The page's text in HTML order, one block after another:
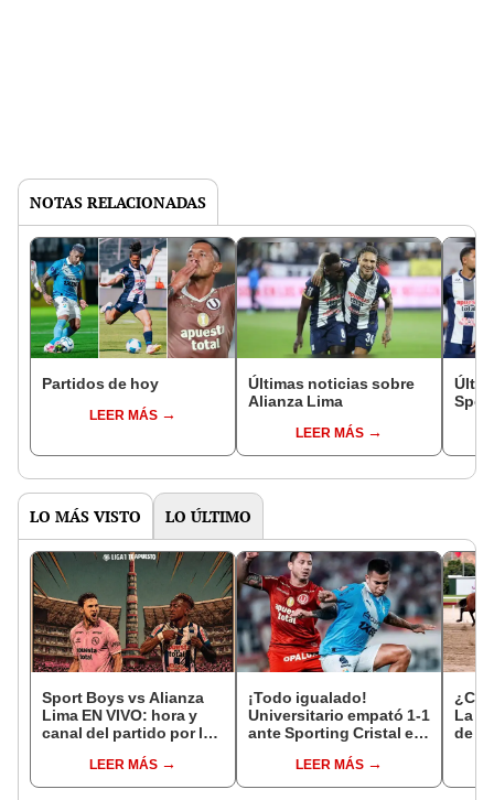
NOTAS RELACIONADAS
Partidos de hoy
LEER MÁS
Últimas noticias sobre
Alianza Lima
LEER MÁS
LO MÁS VISTO LO ÚLTIMO
Sport Boys vs Alianza
Lima EN VIVO: hora y
canal del partido por la
Clausura de la Liga 1
2026
LEER MÁS
¡Todo igualado!
Universitario empató 1-1
ante Sporting Cristal en
por el Torneo Clausura
de la Liga 1 2026
LEER MÁS
La
de